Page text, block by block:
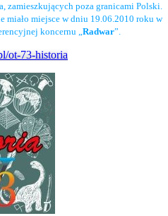
zamieszkujących poza granicami Polski.
miało miejsce w dniu 19.06.2010 roku w
koncernu „Radwar”.
ot-73-historia